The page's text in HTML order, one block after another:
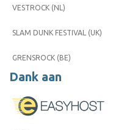
VESTROCK (NL)
SLAM DUNK FESTIVAL (UK)
GRENSROCK (BE)
Dank aan